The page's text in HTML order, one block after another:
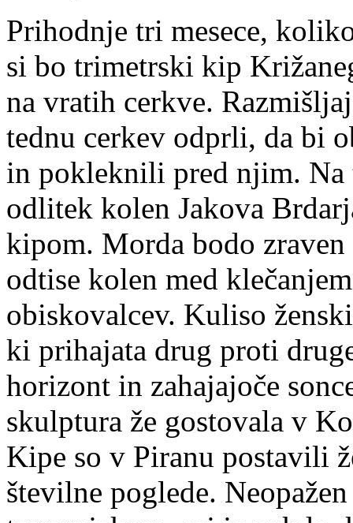
Prihodnje tri mesece,
si bo trimetrski kip
na vratih cerkve.
tednu cerkev odprli, da bi
in pokleknili pred njim. Na
odlitek kolen Jakova
kipom. Morda bodo
odtise kolen med
obiskovalcev. Kuliso
ki prihajata drug proti
horizont in zahajajoče
skulptura že gostovala v
Kipe so v Piranu postavili
številne poglede.